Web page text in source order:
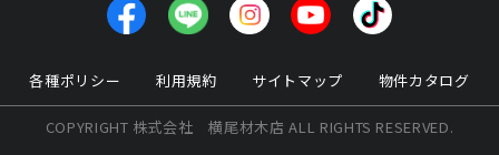
各種ポリシー 利用規約 サイトマップ 物件カタログ
COPYRIGHT 株式会社 横尾材木店 ALL RIGHTS RESERVED.